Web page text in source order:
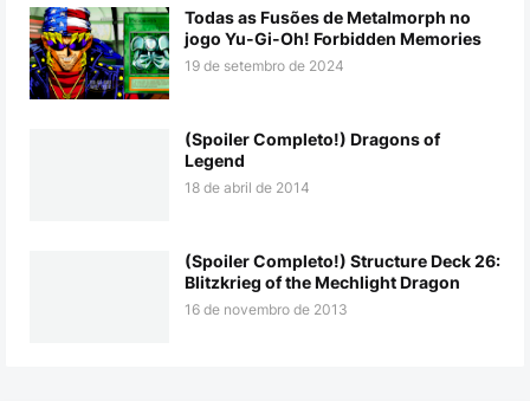
Todas as Fusões de Metalmorph no
jogo Yu-Gi-Oh! Forbidden Memories
19 de setembro de 2024
(Spoiler Completo!) Dragons of
Legend
18 de abril de 2014
(Spoiler Completo!) Structure Deck 26:
Blitzkrieg of the Mechlight Dragon
16 de novembro de 2013